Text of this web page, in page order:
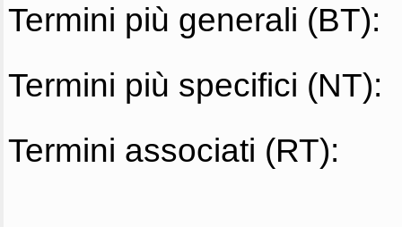
Termini più generali (BT):
Termini più specifici (NT):
Termini associati (RT):